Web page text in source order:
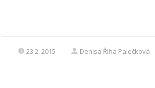
23.2. 2015 Denisa Říha Palečková